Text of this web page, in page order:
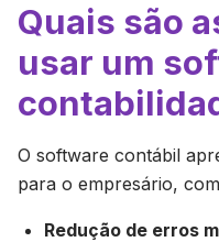
Quais são
usar um
O software contábil
para o empresário,
Redução de erros